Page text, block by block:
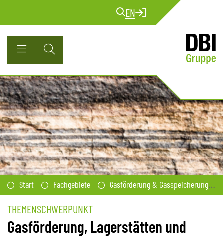
EN
Start Fachgebiete Gasförderung & Gasspeicherung
THEMENSCHWERPUNKT
Gasförderung, Lagerstätten und